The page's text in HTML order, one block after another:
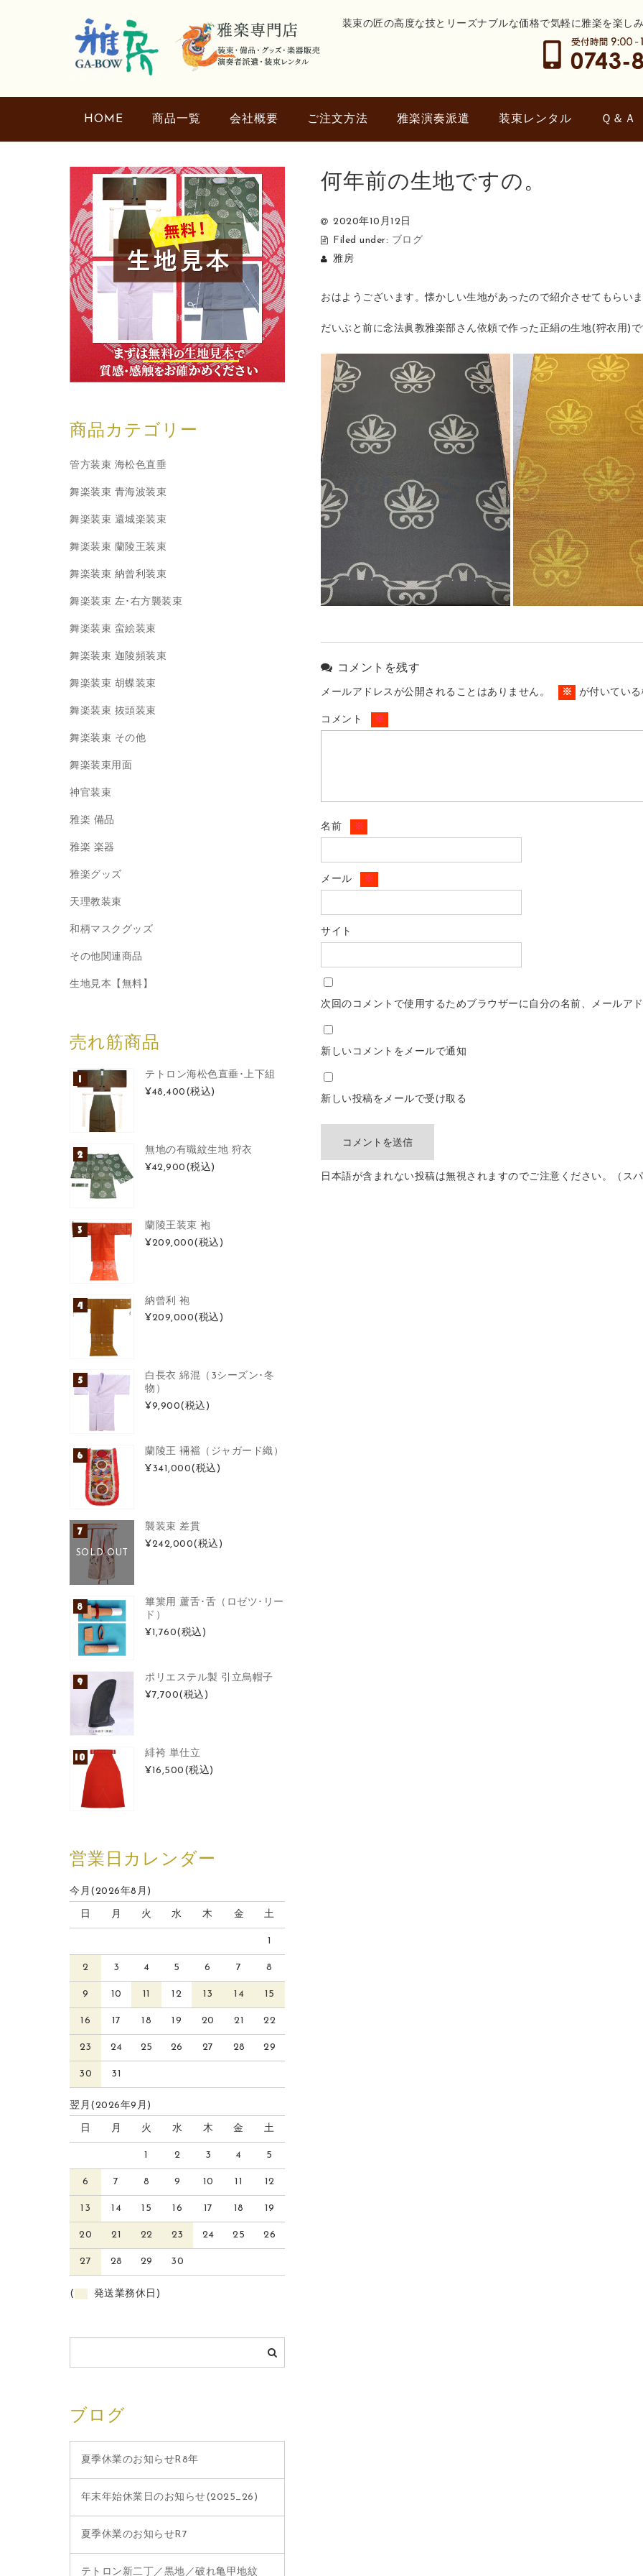
装束の匠の高度な技とリーズナブルな価格で気軽に雅楽を楽し
HOME 商品一覧 会社概要 ご注文方法 雅楽演奏派遣 装束レンタル Ｑ＆Ａ
何年前の生地ですの。
2020年10月12日
Filed under: ブログ
雅房
おはようございます。懐かしい生地があったので紹介させてもらいま
だいぶと前に念法眞教雅楽部さん依頼で作った正絹の生地(狩衣用)
コメントを残す
メールアドレスが公開されることはありません。 ※ が付いてい
コメント ※
名前 ※
メール ※
サイト
次回のコメントで使用するためブラウザーに自分の名前、メールア
新しいコメントをメールで通知
新しい投稿をメールで受け取る
日本語が含まれない投稿は無視されますのでご注意ください。（スパ
商品カテゴリー
管方装束 海松色直垂
舞楽装束 青海波装束
舞楽装束 還城楽装束
舞楽装束 蘭陵王装束
舞楽装束 納曾利装束
舞楽装束 左･右方襲装束
舞楽装束 蛮絵装束
舞楽装束 迦陵頻装束
舞楽装束 胡蝶装束
舞楽装束 抜頭装束
舞楽装束 その他
舞楽装束用面
神官装束
雅楽 備品
雅楽 楽器
雅楽グッズ
天理教装束
和柄マスクグッズ
その他関連商品
生地見本【無料】
売れ筋商品
テトロン海松色直垂･上下組
¥48,400 (税込)
無地の有職紋生地 狩衣
¥42,900 (税込)
蘭陵王装束 袍
¥209,000(税込)
納曾利 袍
¥209,000(税込)
白長衣 綿混（3シーズン･冬
物）
¥9,900(税込)
蘭陵王 裲襠（ジャガード織）
¥341,000(税込)
SOLD OUT
襲装束 差貫
¥242,000(税込)
篳篥用 蘆舌･舌（ロゼツ･リー
ド）
¥1,760(税込)
ポリエステル製 引立烏帽子
¥7,700(税込)
緋袴 単仕立
¥16,500 (税込)
営業日カレンダー
今月(2026年8月)
日 月 火 水 木 金 土
1
2 3 4 5 6 7 8
9 10 11 12 13 14 15
16 17 18 19 20 21 22
23 24 25 26 27 28 29
30 31
翌月(2026年9月)
日 月 火 水 木 金 土
1 2 3 4 5
6 7 8 9 10 11 12
13 14 15 16 17 18 19
20 21 22 23 24 25 26
27 28 29 30
( 発送業務休日)
ブログ
夏季休業のお知らせR8年
年末年始休業日のお知らせ(2025_26)
夏季休業のお知らせR7
テトロン新二丁／黒地／破れ亀甲地紋